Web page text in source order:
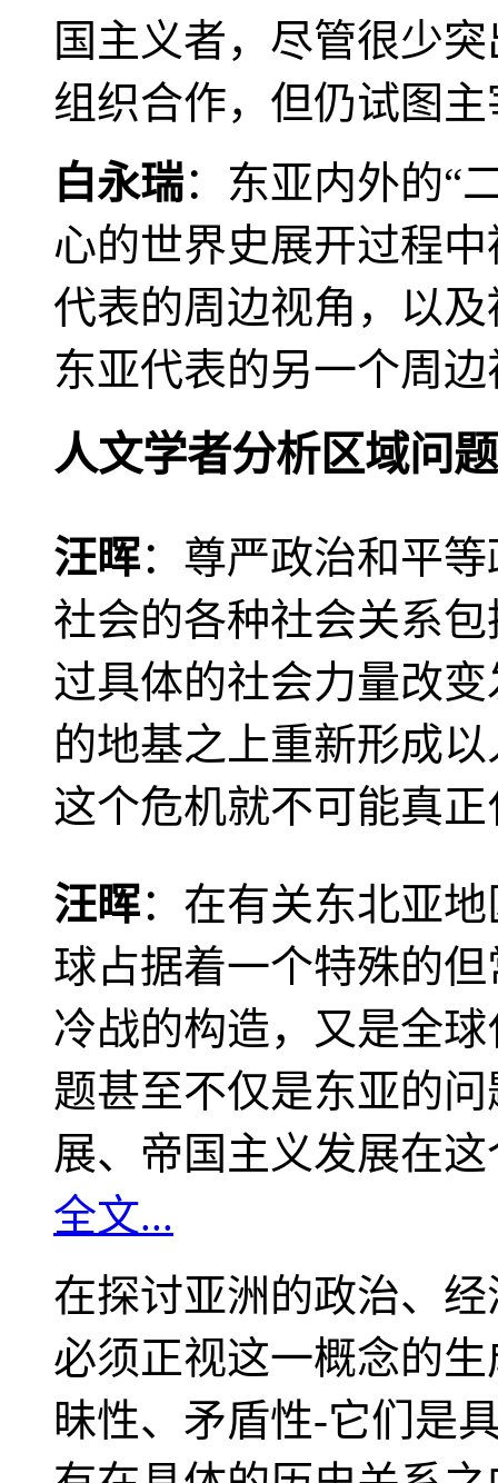
国主义者，尽管很少
组织合作，但仍试图
白永瑞：东亚内外的“
心的世界史展开过程
代表的周边视角，以
东亚代表的另一个周
人文学者分析区域问题
汪晖：尊严政治和平
社会的各种社会关系
过具体的社会力量改
的地基之上重新形成
这个危机就不可能真
汪晖：在有关东北亚
球占据着一个特殊的
冷战的构造，又是全
题甚至不仅是东亚的
展、帝国主义发展在
全文...
在探讨亚洲的政治、
必须正视这一概念的
昧性、矛盾性-它们是